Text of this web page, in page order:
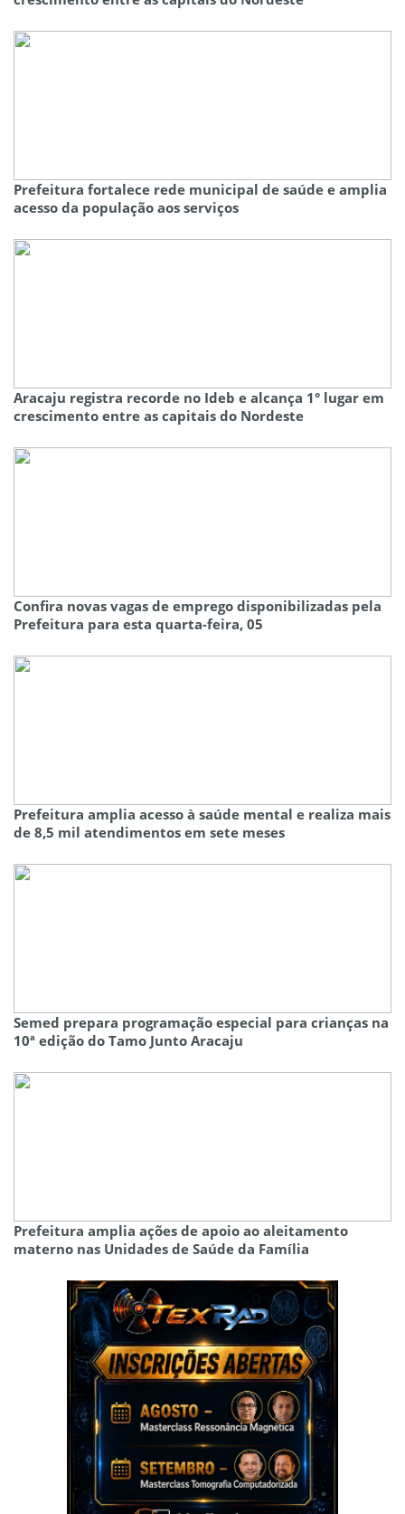
Prefeitura fortalece rede municipal de saúde e amplia
acesso da população aos serviços
Aracaju registra recorde no Ideb e alcança 1° lugar em
crescimento entre as capitais do Nordeste
Confira novas vagas de emprego disponibilizadas pela
Prefeitura para esta quarta-feira, 05
Prefeitura amplia acesso à saúde mental e realiza mais
de 8,5 mil atendimentos em sete meses
Semed prepara programação especial para crianças na
10ª edição do Tamo Junto Aracaju
Prefeitura amplia ações de apoio ao aleitamento
materno nas Unidades de Saúde da Família